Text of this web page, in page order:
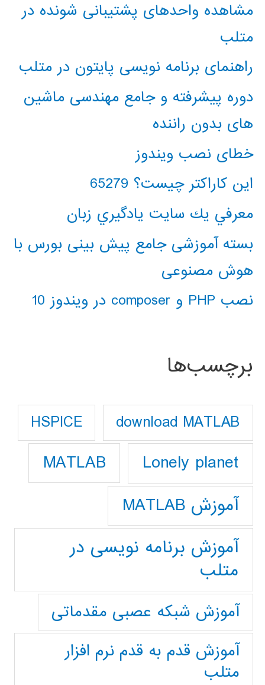
مشاهده واحدهای پشتیبانی شونده در
متلب
راهنمای برنامه نویسی پایتون در متلب
دوره پیشرفته و جامع مهندسی ماشین
های بدون راننده
خطای نصب ویندوز
این کاراکتر چیست؟ 65279
معرفي يك سايت يادگيري زبان
بسته آموزشی جامع پیش بینی بورس با
هوش مصنوعی
نصب PHP و composer در ویندوز 10
برچسب‌ها
download MATLAB
HSPICE
Lonely planet
MATLAB
آموزش MATLAB
آموزش برنامه نویسی در
متلب
آموزش شبکه عصبی مقدماتی
آموزش قدم به قدم نرم افزار
متلب